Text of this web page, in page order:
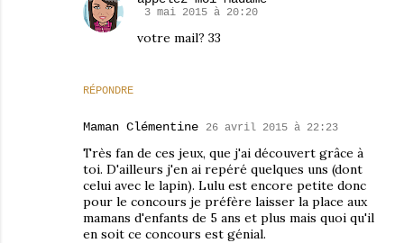
RÉPONDRE
3 mai 2015 à 20:20
votre mail? 33
Maman Clémentine 26 avril 2015 à 22:23
Très fan de ces jeux, que j'ai découvert grâce à
toi. D'ailleurs j'en ai repéré quelques uns (dont
celui avec le lapin). Lulu est encore petite donc
pour le concours je préfère laisser la place aux
mamans d'enfants de 5 ans et plus mais quoi qu'il
en soit ce concours est génial.